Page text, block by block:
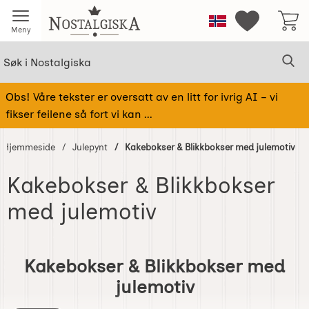
Meny Startsiden for NostalgiskaNorge Mine
Obs! Våre tekster er oversatt av en litt for ivrig AI – vi
fikser feilene så fort vi kan ...
Hjemmeside Julepynt Kakebokser & Blikkbokser med julemotiv
Kakebokser & Blikkbokser
med julemotiv
produkter
Kakebokser & Blikkbokser med
julemotiv